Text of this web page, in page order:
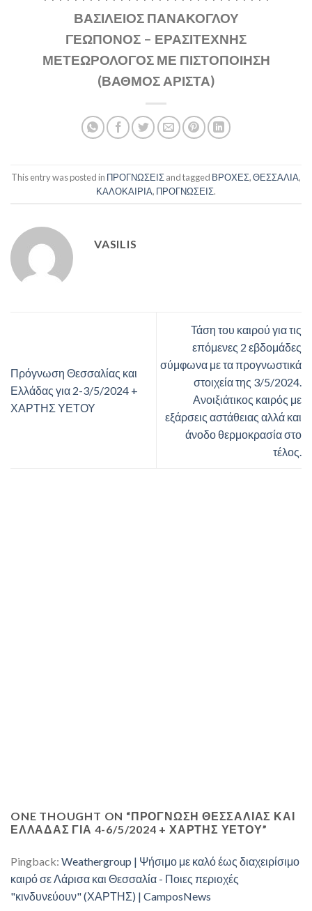
ΒΑΣΙΛΕΙΟΣ ΠΑΝΑΚΟΓΛΟΥ
ΓΕΩΠΟΝΟΣ – ΕΡΑΣΙΤΕΧΝΗΣ
ΜΕΤΕΩΡΟΛΟΓΟΣ ΜΕ ΠΙΣΤΟΠΟΙΗΣΗ
(ΒΑΘΜΟΣ ΑΡΙΣΤΑ)
This entry was posted in ΠΡΟΓΝΩΣΕΙΣand tagged ΒΡΟΧΕΣ,ΘΕΣΣΑΛΙΑ,
ΚΑΛΟΚΑΙΡΙΑ, ΠΡΟΓΝΩΣΕΙΣ.
VASILIS
Πρόγνωση Θεσσαλίας και
Ελλάδας για 2-3/5/2024 +
ΧΑΡΤΗΣ ΥΕΤΟΥ
Τάση του καιρού για τις
επόμενες 2 εβδομάδες
σύμφωνα με τα προγνωστικά
στοιχεία της 3/5/2024.
Ανοιξιάτικος καιρός με
εξάρσεις αστάθειας αλλά και
άνοδο θερμοκρασία στο
τέλος.
ONE THOUGHT ON “ΠΡΌΓΝΩΣΗ ΘΕΣΣΑΛΊΑΣ ΚΑΙ
ΕΛΛΆΔΑΣ ΓΙΑ 4-6/5/2024 + ΧΑΡΤΗΣ ΥΕΤΟΥ”
Pingback: Weathergroup | Ψήσιμο με καλό έως διαχειρίσιμο
καιρό σε Λάρισα και Θεσσαλία - Ποιες περιοχές
"κινδυνεύουν" (ΧΑΡΤΗΣ) | CamposNews